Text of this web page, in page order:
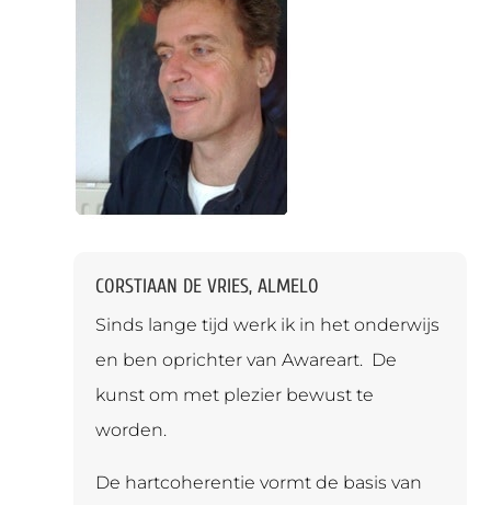
CORSTIAAN DE VRIES, ALMELO
Sinds lange tijd werk ik in het onderwijs
en ben oprichter van Awareart. De
kunst om met plezier bewust te
worden.
De hartcoherentie vormt de basis van